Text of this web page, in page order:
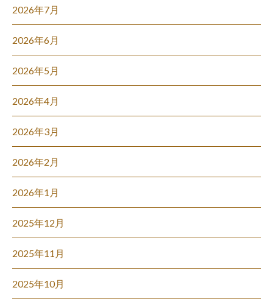
2026年7月
2026年6月
2026年5月
2026年4月
2026年3月
2026年2月
2026年1月
2025年12月
2025年11月
2025年10月